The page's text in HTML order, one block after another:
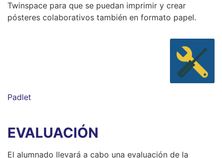
Twinspace para que se puedan imprimir y crear
pósteres colaborativos también en formato papel.
Padlet
EVALUACIÓN
El alumnado llevará a cabo una evaluación de la